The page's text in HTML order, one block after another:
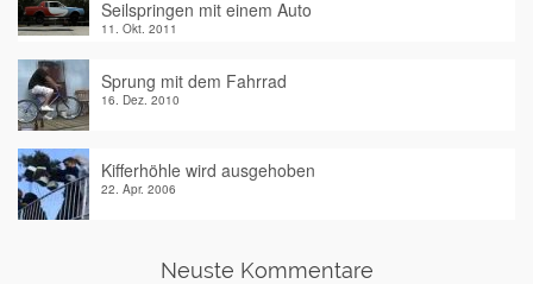
Seilspringen mit einem Auto
11. Okt. 2011
Sprung mit dem Fahrrad
16. Dez. 2010
Kifferhöhle wird ausgehoben
22. Apr. 2006
Neuste Kommentare